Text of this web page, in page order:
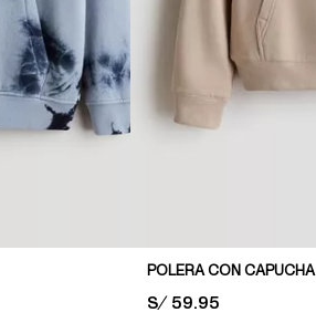
POLERA CON CAPUCHA
PRICE:
S/ 59.95